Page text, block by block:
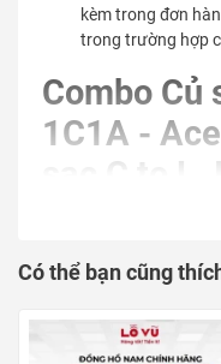
kèm trong đơn
trong trường hợp
Combo Củ
1C1A -
sạc C to L
Cáp C to
Có thể bạn cũng